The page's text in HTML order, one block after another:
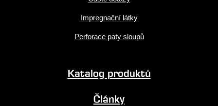
Impregnační látky
Perforace paty sloupů
Katalog produktů
Články